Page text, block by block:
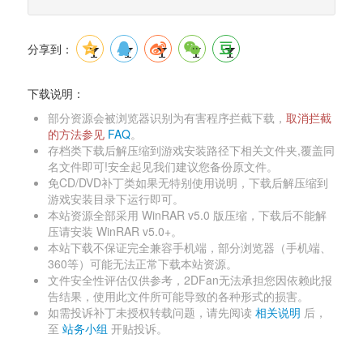
分享到：
下载说明：
部分资源会被浏览器识别为有害程序拦截下载， 取消拦截
的方法参见 FAQ。
存档类下载后解压缩到游戏安装路径下相关文件夹,覆盖同
名文件即可!安全起见我们建议您备份原文件。
免CD/DVD补丁类如果无特别使用说明，下载后解压缩到
游戏安装目录下运行即可。
本站资源全部采用 WinRAR v5.0 版压缩，下载后不能解
压请安装 WinRAR v5.0+。
本站下载不保证完全兼容手机端，部分浏览器（手机端、
360等）可能无法正常下载本站资源。
文件安全性评估仅供参考，2DFan无法承担您因依赖此报
告结果，使用此文件所可能导致的各种形式的损害。
如需投诉补丁未授权转载问题，请先阅读 相关说明 后，
至 站务小组 开贴投诉。